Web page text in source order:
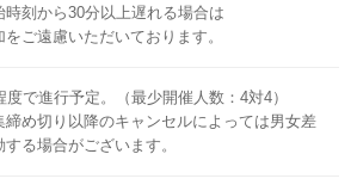
刻から30分以上遅れる場合は
ご遠慮いただいております。
度で進行予定。（最少開催人数：4対4）
め切り以降のキャンセルによっては男女差
する場合がございます。